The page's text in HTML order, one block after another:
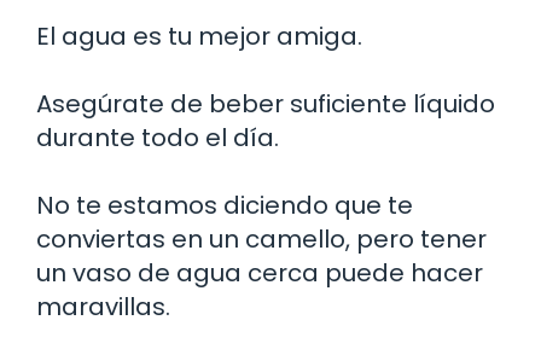
El agua es tu mejor amiga.
Asegúrate de beber suficiente líquido
durante todo el día.
No te estamos diciendo que te
conviertas en un camello, pero tener
un vaso de agua cerca puede hacer
maravillas.